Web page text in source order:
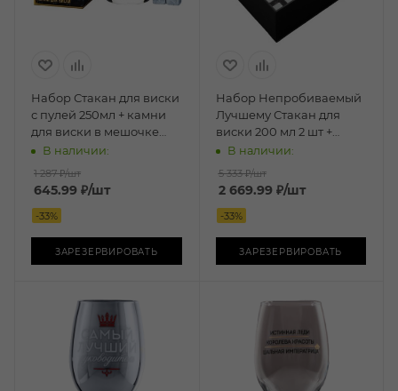
Набор Стакан для виски
с пулей 250мл + камни
для виски в мешочке
3штВ наличии:
1 287 ₽/шт
645.99 ₽/шт
-33%
ЗАРЕЗЕРВИРОВАТЬ
Набор Непробиваемый
Лучшему Стакан для
виски 200 мл 2 шт +
камни для виски 8шт
В наличии:
5 333 ₽/шт
2 669.99₽/шт
-33%
ЗАРЕЗЕРВИРОВАТЬ